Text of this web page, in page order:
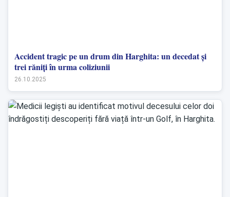
Accident tragic pe un drum din Harghita: un decedat și
trei răniți în urma coliziunii
26.10.2025